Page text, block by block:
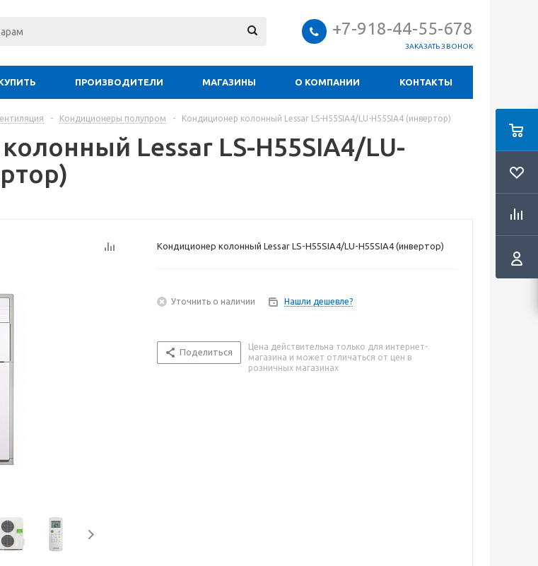
+7-918-44-55-678
ЗАКАЗАТЬ ЗВОНОК
ПРОИЗВОДИТЕЛИ МАГАЗИНЫ О КОМПАНИИ КОНТАКТЫ
- Кондиционеры полупром - Кондиционер колонный Lessar LS-H55SIA4/LU-H55SIA4 (инвертор)
Lessar LS-H55SIA4/LU-
Кондиционер колонный Lessar LS-H55SIA4/LU-H55SIA4 (инвертор)
Уточнить о наличии Нашли дешевле?
Поделиться
Цена действительна только для интернет-
магазина и может отличаться от цен в
розничных магазинах